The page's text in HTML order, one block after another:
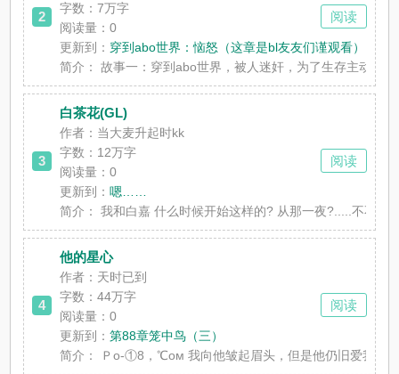
2
字数：7万字
阅读量：0
更新到： 穿到abo世界：恼怒（这章是bl友友们谨观看）
简介：
故事一：穿到abo世界，被人迷奸，为了生存主动勾
阅读
3
白茶花(GL)
作者：当大麦升起时kk
字数：12万字
阅读量：0
更新到：嗯……
简介：
我和白嘉 什么时候开始这样的? 从那一夜?.....不不不
阅读
4
他的星心
作者：天时已到
字数：44万字
阅读量：0
更新到：第88章笼中鸟（三）
简介：
Ｐο-①8，℃οм 我向他皱起眉头，但是他仍旧爱我。
阅读